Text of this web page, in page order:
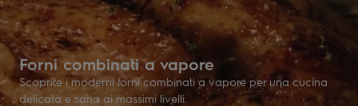
Forni combinati a vapore
Scoprite i moderni forni combinati a vapore per una cucina
delicata e sana ai massimi livelli.